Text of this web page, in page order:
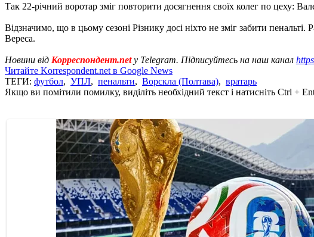
Так 22-річний воротар зміг повторити досягнення своїх колег по цеху:
Відзначимо, що в цьому сезоні Різнику досі ніхто не зміг забити
Вереса.
Новини від Корреспондент.netу Telegram. Підписуйтесь на наш канал
Читайте Korrespondent.net в Google News
ТЕГИ: футбол, УПЛ, пенальти, Ворскла (Полтава), вратарь
Якщо ви помітили помилку, виділіть необхідний текст і натисніть Ctrl +